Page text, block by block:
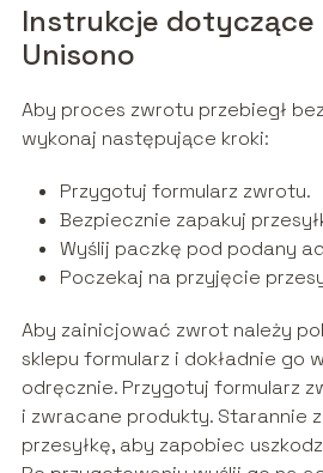
Instrukcje
Unisono
Aby proces zwrotu przebiegł
wykonaj następujące kroki:
Przygotuj formularz zwrotu.
Bezpiecznie zapakuj
Wyślij paczkę pod podany
Poczekaj na przyjęcie
Aby zainicjować zwrot należy
sklepu formularz i dokładnie go
odręcznie. Przygotuj formularz
i zwracane produkty. Starannie
przesyłkę, aby zapobiec